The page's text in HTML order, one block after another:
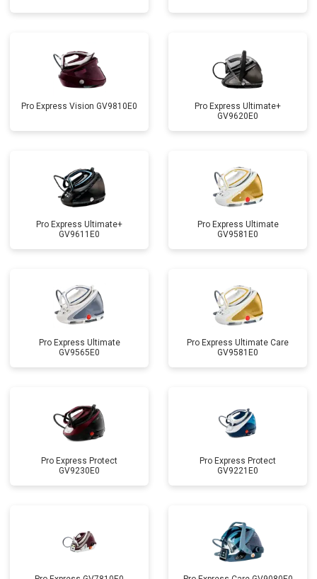
Pro Express Vision GV9810E0
Pro Express Ultimate+
GV9620E0
Pro Express Ultimate+
GV9611E0
Pro Express Ultimate
GV9581E0
Pro Express Ultimate
GV9565E0
Pro Express Ultimate Care
GV9581E0
Pro Express Protect
GV9230E0
Pro Express Protect
GV9221E0